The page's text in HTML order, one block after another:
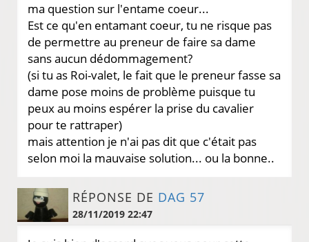
ma question sur l'entame coeur...
Est ce qu'en entamant coeur, tu ne risque pas
de permettre au preneur de faire sa dame
sans aucun dédommagement?
(si tu as Roi-valet, le fait que le preneur fasse sa
dame pose moins de problème puisque tu
peux au moins espérer la prise du cavalier
pour te rattraper)
mais attention je n'ai pas dit que c'était pas
selon moi la mauvaise solution... ou la bonne..
RÉPONSE DE DAG 57
28/11/2019 22:47